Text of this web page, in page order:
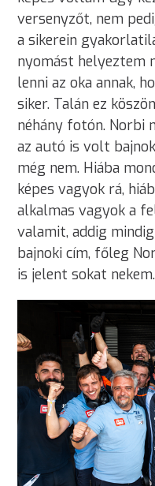
versenyzőt, nem
a sikerein
nyomást helyeztem
lenni az oka annak,
siker. Talán ez
néhány fotón. Norbi
az autó is volt
még nem. Hiába
képes vagyok rá,
alkalmas vagyok a
valamit, addig
bajnoki cím, főleg
is jelent sokat nekem.